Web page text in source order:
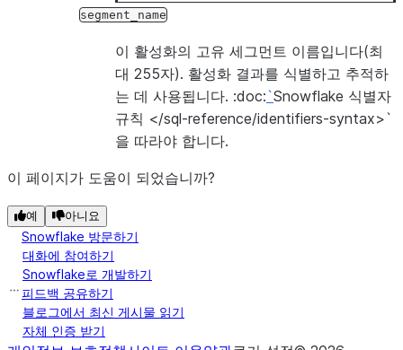
segment_name
이 활성화의 고유 세그먼트 이름입니다(최
대 255자). 활성화 결과를 식별하고 추적하
는 데 사용됩니다. :doc:`Snowflake 식별자
규칙 </sql-reference/identifiers-syntax>`
을 따라야 합니다.
이 페이지가 도움이 되었습니까?
예 아니요
Snowflake 방문하기
대화에 참여하기
Snowflake로 개발하기
피드백 공유하기
블로그에서 최신 게시물 읽기
자체 인증 받기